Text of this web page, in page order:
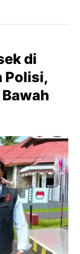
di
Polisi,